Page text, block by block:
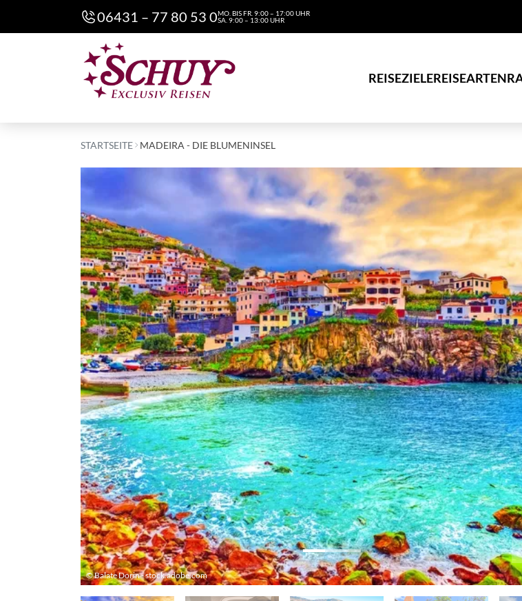
06431 – 77 80 53 0MO. BIS FR. 9:00 – 17:00 UHR
SA. 9:00 – 13:00 UHR
REISEZIELEREISEARTEN
STARTSEITE MADEIRA - DIE BLUMENINSEL
© Balate Dorin - stock.adobe.com